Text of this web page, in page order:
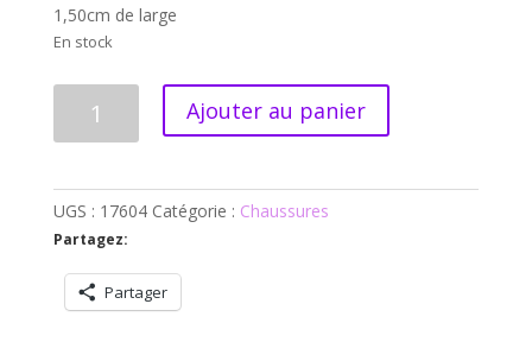
1,50cm de large
En stock
noire
Ajouter au panier
UGS : 17604 Catégorie : Chaussures
Partagez:
Partager